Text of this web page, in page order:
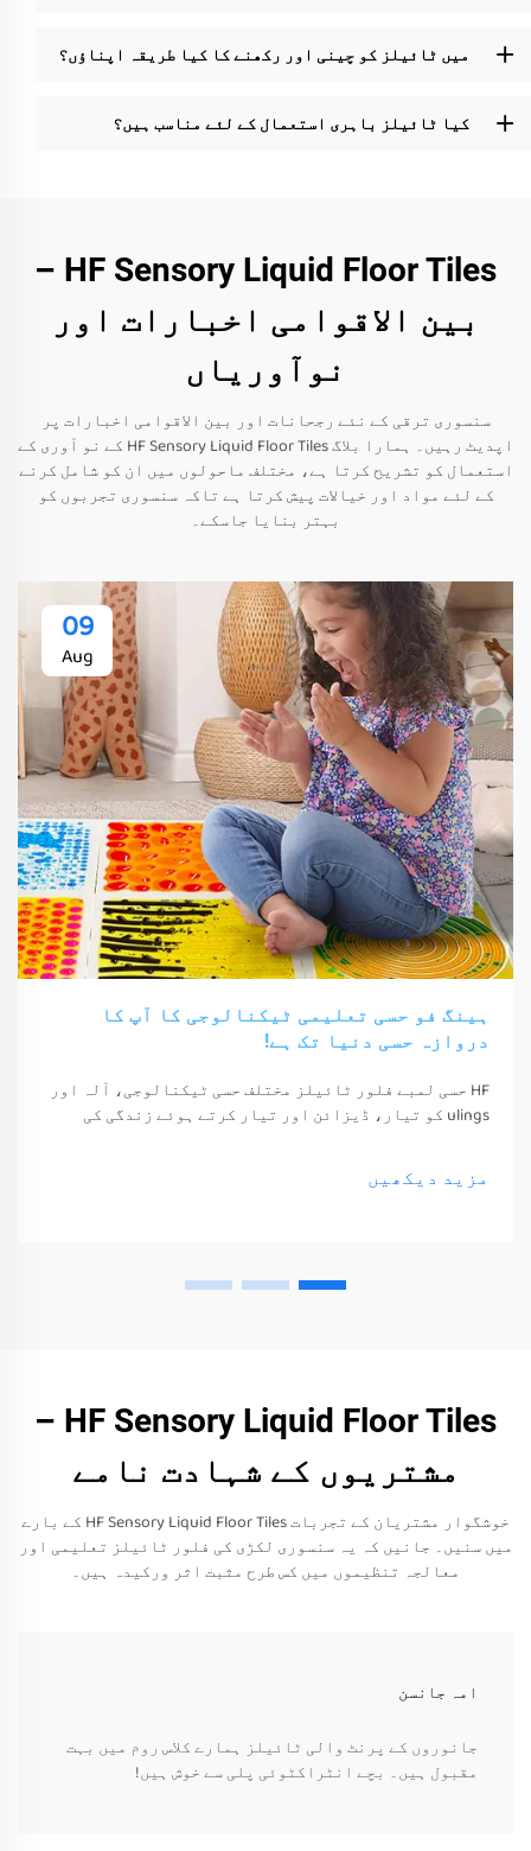
میں ٹائیلز کو چینی اور رکھنے کا کیا طریقہ اپناؤں؟
کیا ٹائیلز باہری استعمال کے لئے مناسب ہیں؟
HF Sensory Liquid Floor Tiles –
بین الاقوامی اخبارات اور
نوآوریاں
سنسوری ترقی کے نئے رجحانات اور بین الاقوامی اخبارات پر
اپدیٹ رہیں۔ ہمارا بلاگ HF Sensory Liquid Floor Tiles کے نو آوری کے
استعمال کو تشریح کرتا ہے، مختلف ماحولوں میں ان کو شامل کرنے
کے لئے مواد اور خیالات پیش کرتا ہے تاکہ سنسوری تجربوں کو
بہتر بنایا جاسکے۔
09
Aug
ہینگ فو حسی تعلیمی ٹیکنالوجی کا آپ کا
دروازہ حسی دنیا تک ہے!
HF حسی لمبے فلور ٹائیلز مختلف حسی ٹیکنالوجی، آلہ اور
ulings کو تیار، ڈیزائن اور تیار کرتے ہوئے زندگی کی
مزید دیکھیں
HF Sensory Liquid Floor Tiles –
مشتریوں کے شہادت نامے
خوشگوار مشتریان کے تجربات HF Sensory Liquid Floor Tiles کے بارے
میں سنیں۔ جانیں کہ یہ سنسوری لکڑی کی فلور ٹائیلز تعلیمی اور
معالجہ تنظیموں میں کس طرح مثبت اثر ورکیدہ ہیں۔
امہ جانسن
جانوروں کے پرنٹ والی ٹائیلز ہمارے کلاس روم میں بہت
مقبول ہیں۔ بچے انٹراکٹوئی پلی سے خوش ہیں!